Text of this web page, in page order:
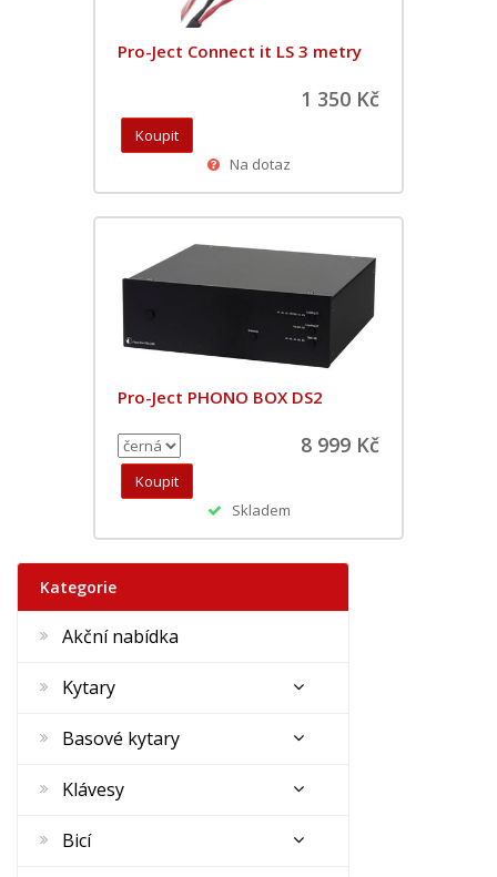
Pro-Ject Connect it LS 3 metry
1 350 Kč
Na dotaz
Pro-Ject PHONO BOX DS2
8 999 Kč
Skladem
Kategorie
Akční nabídka
Kytary
Basové kytary
Klávesy
Bicí